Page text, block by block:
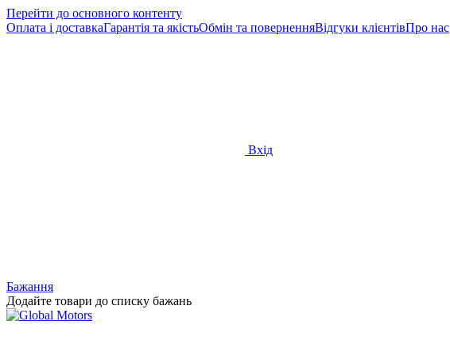
Перейти до основного контенту
Оплата і доставкаГарантія та якістьОбмін та поверненняВідгуки клієнтівПро нас
Вхід
Бажання
Додайте товари до списку бажань